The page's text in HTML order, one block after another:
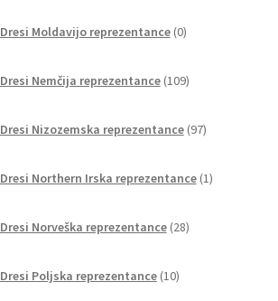
Dresi Moldavijo reprezentance 0izdelkov
Dresi Nemčija reprezentance 109izdelkov
Dresi Nizozemska reprezentance 97izdelkov
Dresi Northern Irska reprezentance 1izdelek
Dresi Norveška reprezentance 28izdelkov
Dresi Poljska reprezentance 10izdelkov